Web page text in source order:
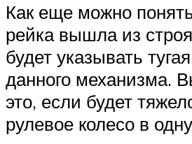
Как еще можно
рейка вышла из
будет указывать
данного механизма.
это, если будет
рулевое колесо в